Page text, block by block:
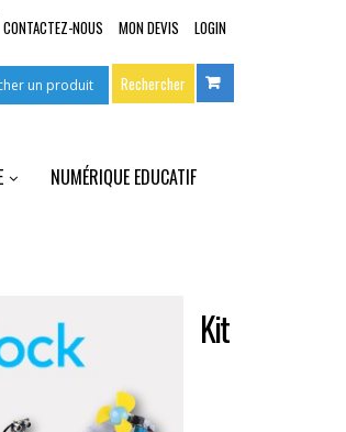
LOGIN
MON DEVIS
CONTACTEZ-NOUS
NUMÉRIQUE EDUCATIF
Kit